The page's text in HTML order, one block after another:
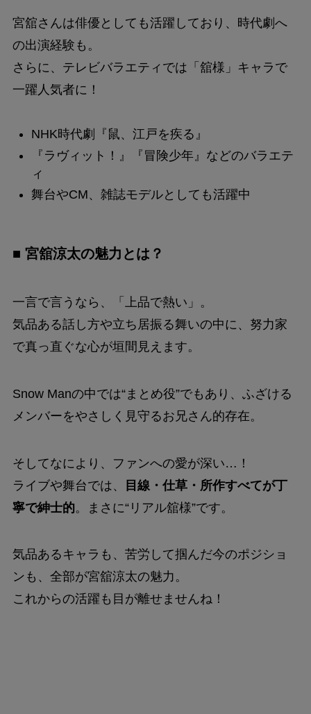
宮舘さんは俳優としても活躍しており、時代劇へ
の出演経験も。
さらに、テレビバラエティでは「舘様」キャラで
一躍人気者に！
NHK時代劇『鼠、江戸を疾る』
『ラヴィット！』『冒険少年』などのバラエテ
ィ
舞台やCM、雑誌モデルとしても活躍中
■ 宮舘涼太の魅力とは？
一言で言うなら、「上品で熱い」。
気品ある話し方や立ち居振る舞いの中に、努力家
で真っ直ぐな心が垣間見えます。
Snow Manの中では“まとめ役”でもあり、ふざける
メンバーをやさしく見守るお兄さん的存在。
そしてなにより、ファンへの愛が深い…！
ライブや舞台では、
目線・仕草・所作すべてが丁
寧で紳士的。まさに“リアル舘様”です。
気品あるキャラも、苦労して掴んだ今のポジショ
ンも、全部が宮舘涼太の魅力。
これからの活躍も目が離せませんね！